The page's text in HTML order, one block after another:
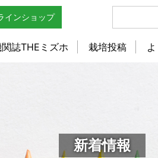
インショップ
誌THEミズホ 栽培投稿
新着情報